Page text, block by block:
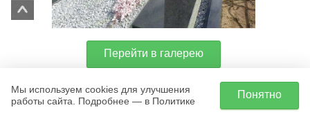
Перейти в галерею
Мы используем cookies для улучшения
работы сайта. Подробнее — в Политике
Понятно